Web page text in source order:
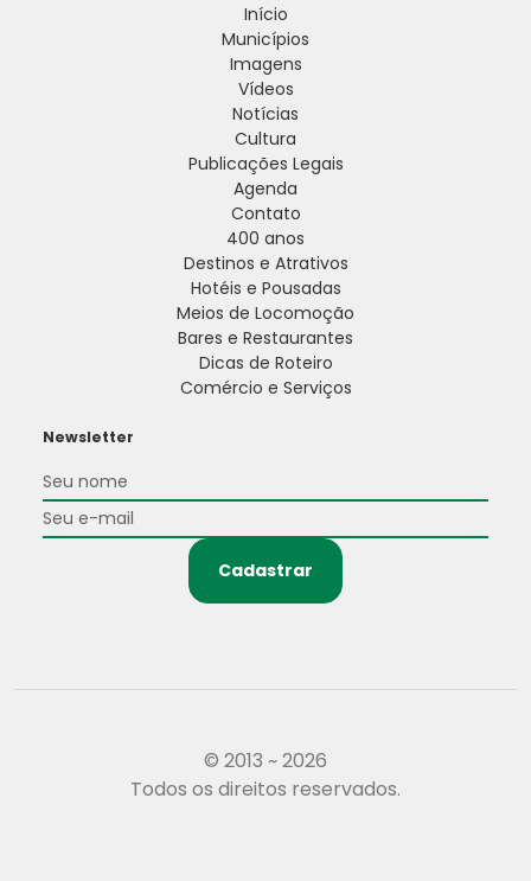
Início
Municípios
Imagens
Vídeos
Notícias
Cultura
Publicações Legais
Agenda
Contato
400 anos
Destinos e Atrativos
Hotéis e Pousadas
Meios de Locomoção
Bares e Restaurantes
Dicas de Roteiro
Comércio e Serviços
Newsletter
Cadastrar
© 2013 ~ 2026
Todos os direitos reservados.